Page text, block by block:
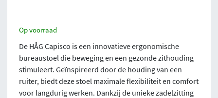
Op voorraad
De HÅG Capisco is een innovatieve ergonomische
bureaustoel die beweging en een gezonde zithouding
stimuleert. Geïnspireerd door de houding van een
ruiter, biedt deze stoel maximale flexibiliteit en comfort
voor langdurig werken. Dankzij de unieke zadelzitting